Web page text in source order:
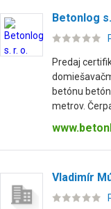
Betonlog
Predaj
betónu
metrov.
Vladimír